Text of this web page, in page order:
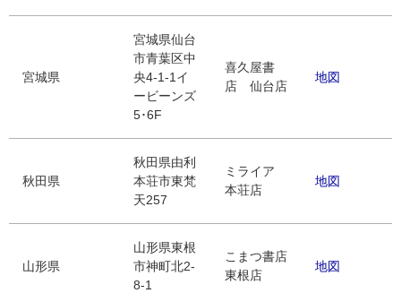
宮城県
宮城県仙台
市青葉区中
央4-1-1イ
ービーンズ
5･6F
喜久屋書
店 仙台店
地図
秋田県
秋田県由利
本荘市東梵
天257
ミライア
本荘店
地図
山形県
山形県東根
市神町北2-
8-1
こまつ書店
東根店
地図